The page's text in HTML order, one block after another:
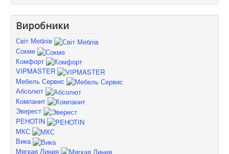
Виробники
Світ Меблів
Сокме
Комфорт
VIPMASTER
Мебель Сервис
Абсолют
Компанит
Эверест
PEHOTIN
МКС
Вика
Мягкая Линия